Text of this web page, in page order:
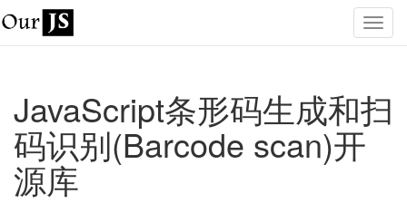
JavaScript条形码生成和扫
码识别(Barcode scan)开
源库